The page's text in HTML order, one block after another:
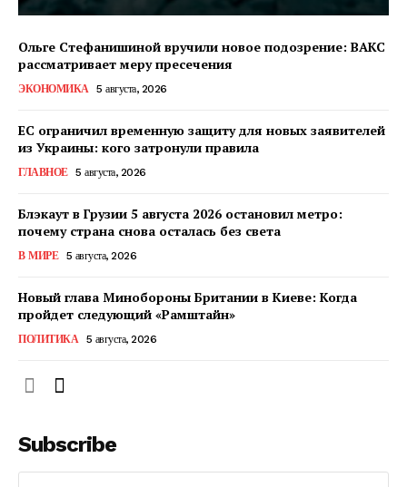
Ольге Стефанишиной вручили новое подозрение: ВАКС
рассматривает меру пресечения
ЭКОНОМИКА 5 августа, 2026
ЕС ограничил временную защиту для новых заявителей
из Украины: кого затронули правила
ГЛАВНОЕ 5 августа, 2026
Блэкаут в Грузии 5 августа 2026 остановил метро:
почему страна снова осталась без света
В МИРЕ 5 августа, 2026
Новый глава Минобороны Британии в Киеве: Когда
пройдет следующий «Рамштайн»
ПОЛИТИКА 5 августа, 2026
Subscribe